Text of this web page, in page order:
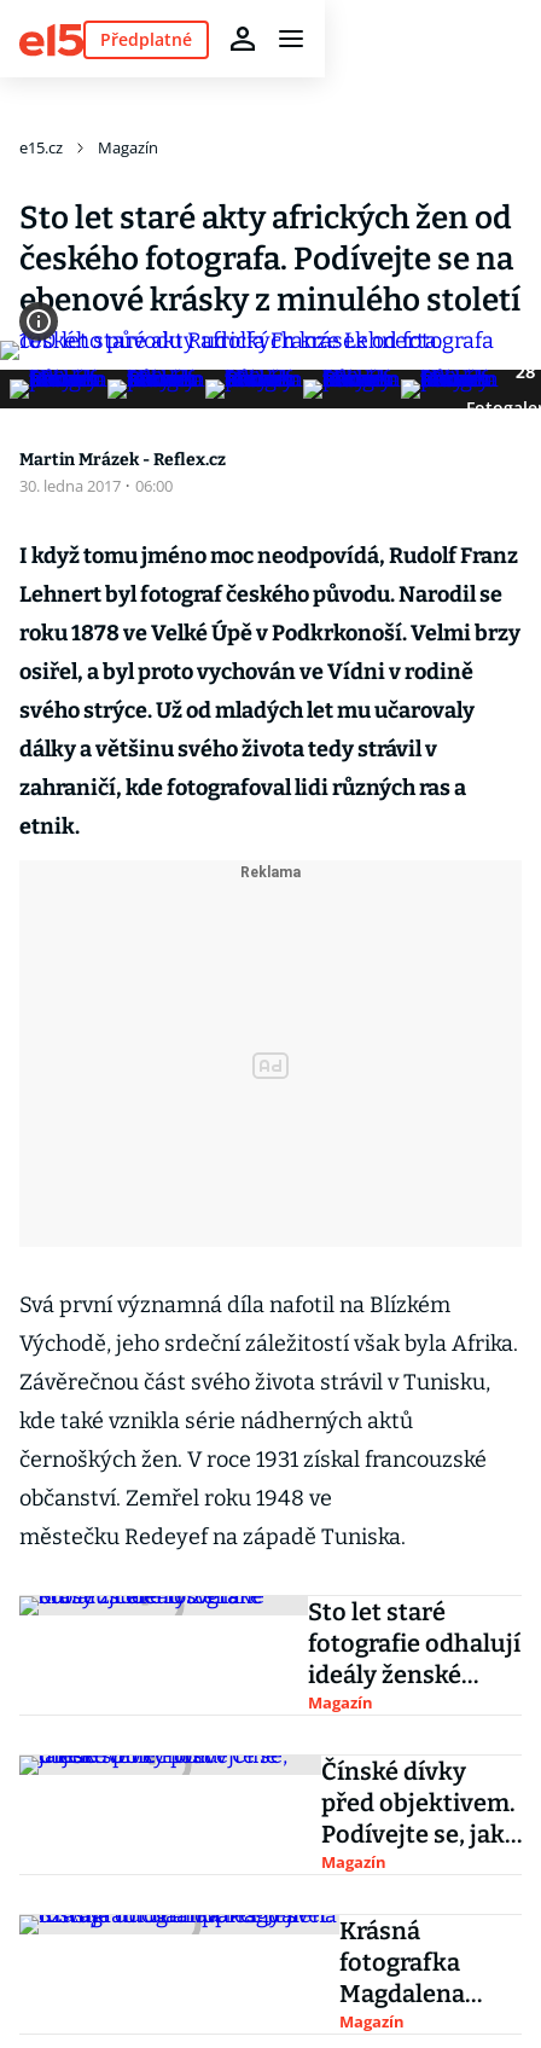
Předplatné
e15.cz Magazín
Sto let staré akty afrických žen od
českého fotografa. Podívejte se na
ebenové krásky z minulého století
28
Martin Mrázek - Reflex.cz
30. ledna 2017 · 06:00
I když tomu jméno moc neodpovídá, Rudolf Franz
Lehnert byl fotograf českého původu. Narodil se
roku 1878 ve Velké Úpě v Podkrkonoší. Velmi brzy
osiřel, a byl proto vychován ve Vídni v rodině
svého strýce. Už od mladých let mu učarovaly
dálky a většinu svého života tedy strávil v
zahraničí, kde fotografoval lidi různých ras a
etnik.
Svá první významná díla nafotil na Blízkém
Východě, jeho srdeční záležitostí však byla Afrika.
Závěrečnou část svého života strávil v Tunisku,
kde také vznikla série nádherných aktů
černoškých žen. V roce 1931 získal francouzské
občanství. Zemřel roku 1948 ve
městečkuRedeyef na západě Tuniska.
Sto let staré
fotografie odhalují
ideály ženské
krásy z celého
Magazín
Čínské dívky
před objektivem.
Podívejte se, jak
se společnost v
Magazín
Krásná
fotografka
Magdalena
oživuje ducha
Magazín